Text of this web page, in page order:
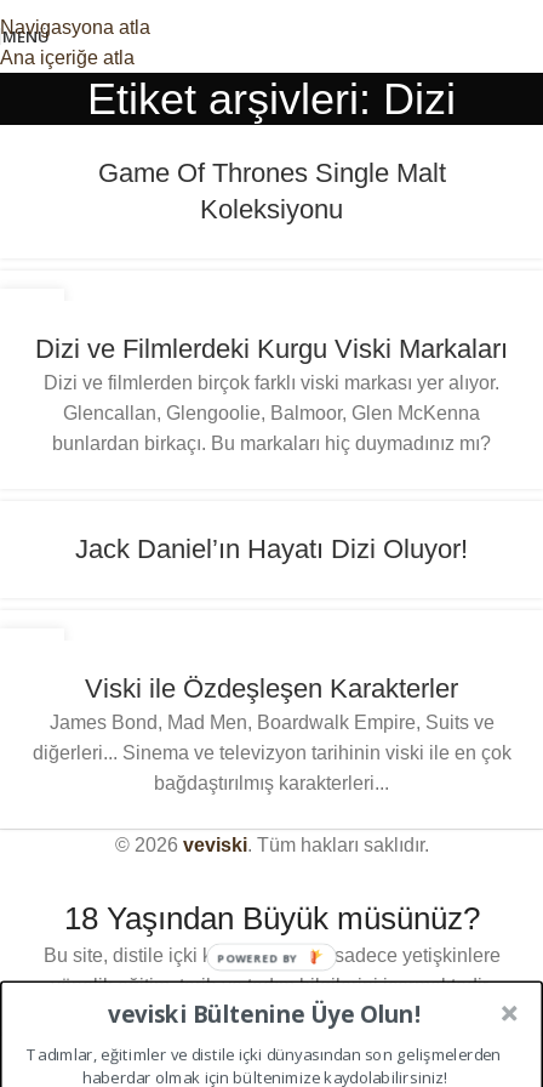
Navigasyona atla
Ana içeriğe atla
MENÜ
Etiket arşivleri: Dizi
Game Of Thrones Single Malt
Koleksiyonu
Dizi ve Filmlerdeki Kurgu Viski Markaları
Dizi ve filmlerden birçok farklı viski markası yer alıyor.
Glencallan, Glengoolie, Balmoor, Glen McKenna
bunlardan birkaçı. Bu markaları hiç duymadınız mı?
Jack Daniel’ın Hayatı Dizi Oluyor!
Viski ile Özdeşleşen Karakterler
James Bond, Mad Men, Boardwalk Empire, Suits ve
diğerleri... Sinema ve televizyon tarihinin viski ile en çok
bağdaştırılmış karakterleri...
© 2026 veviski. Tüm hakları saklıdır.
Sitemizdeki deneyiminizi geliştirmek için çerezleri
18 Yaşından Büyük müsünüz?
Bu site, distile içki kültürü üzerine sadece yetişkinlere
yönelik eğitim, tarih ve tadım bilgilerini içermektedir.
Türkiye Cumhuriyeti kanunları gereği içerikleri
görüntülemek için 18 yaşından büyük olmanız
gerekmektedir.Giriş yapmak için lütfen yaşınızı
veviski Bültenine Üye Olun!
Tadımlar, eğitimler ve distile içki dünyasından son gelişmelerden
haberdar olmak için bültenimize kaydolabilirsiniz!
POWERED BY